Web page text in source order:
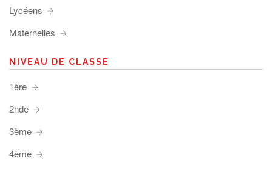
Lycéens
Maternelles
NIVEAU DE CLASSE
1ère
2nde
3ème
4ème